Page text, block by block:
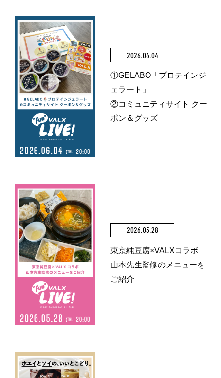
2026.06.04
①GELABO「プロテインジ
ェラート」
②コミュニティサイト クー
ポン＆グッズ
2026.05.28
東京純豆腐×VALXコラボ
山本先生監修のメニューを
ご紹介